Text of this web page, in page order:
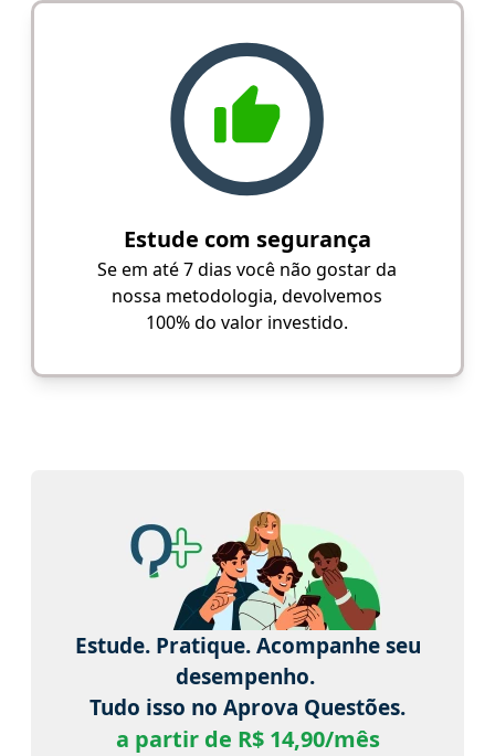
Estude com segurança
Se em até 7 dias você não gostar da
nossa metodologia, devolvemos
100% do valor investido.
Estude. Pratique. Acompanhe seu
desempenho.
Tudo isso no Aprova Questões.
a partir de R$ 14,90/mês